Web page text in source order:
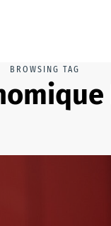
BROWSING TAG